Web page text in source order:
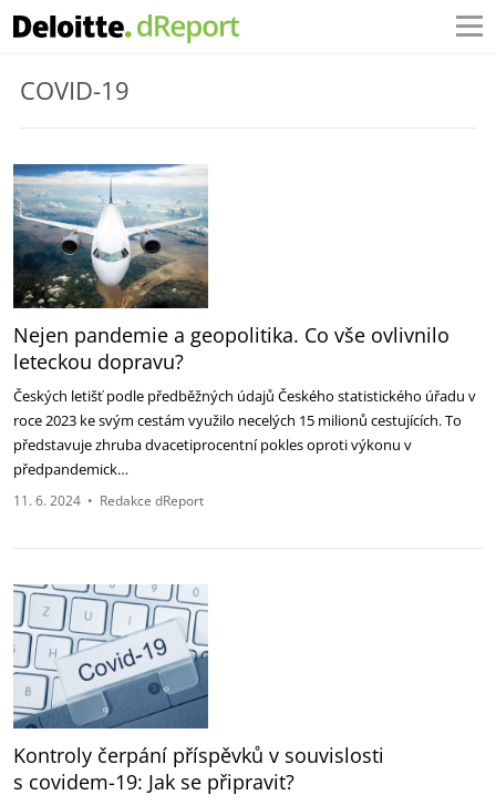
COVID-19
Nejen pandemie a geopolitika. Co vše ovlivnilo
leteckou dopravu?
Českých letišť podle předběžných údajů Českého statistického úřadu v
roce 2023 ke svým cestám využilo necelých 15 milionů cestujících. To
představuje zhruba dvacetiprocentní pokles oproti výkonu v
předpandemick…
11. 6. 2024 • Redakce dReport
Kontroly čerpání příspěvků v souvislosti
s covidem-19: Jak se připravit?